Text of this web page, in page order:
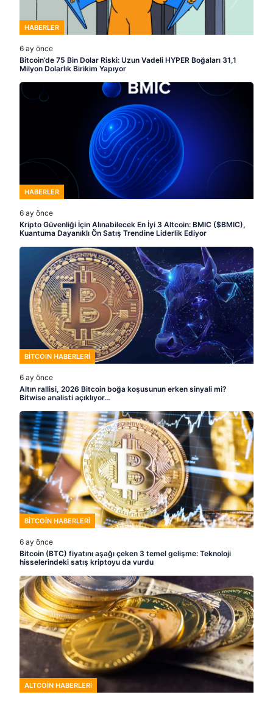
HABERLER
6 ay önce
Bitcoin’de 75 Bin Dolar Riski: Uzun Vadeli HYPER Boğaları 31,1
Milyon Dolarlık Birikim Yapıyor
HABERLER
6 ay önce
Kripto Güvenliği İçin Alınabilecek En İyi 3 Altcoin: BMIC ($BMIC),
Kuantuma Dayanıklı Ön Satış Trendine Liderlik Ediyor
BITCOIN HABERLERI
6 ay önce
Altın rallisi, 2026 Bitcoin boğa koşusunun erken sinyali mi?
Bitwise analisti açıklıyor…
BITCOIN HABERLERI
6 ay önce
Bitcoin (BTC) fiyatını aşağı çeken 3 temel gelişme: Teknoloji
hisselerindeki satış kriptoyu da vurdu
ALTCOIN HABERLERI